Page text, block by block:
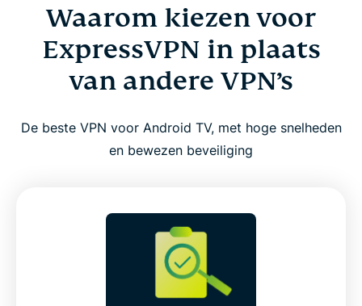
Waarom kiezen voor
ExpressVPN in plaats
van andere VPN’s
De beste VPN voor Android TV, met hoge snelheden
en bewezen beveiliging